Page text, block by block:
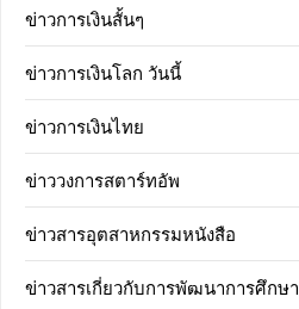
ข่าวการเงินสั้นๆ
ข่าวการเงินโลก วันนี้
ข่าวการเงินไทย
ข่าววงการสตาร์ทอัพ
ข่าวสารอุตสาหกรรมหนังสือ
ข่าวสารเกี่ยวกับการพัฒนาการศึกษา